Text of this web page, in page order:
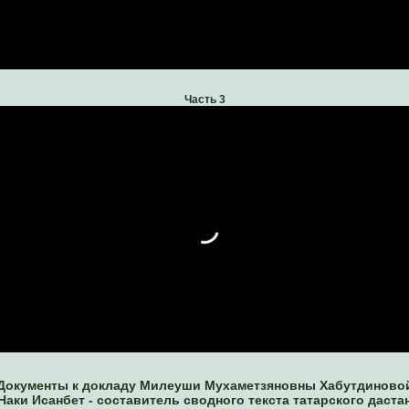
Часть 3
к докладу Милеуши Мухаметзяновны
Исанбет - составитель сводного текста татарского